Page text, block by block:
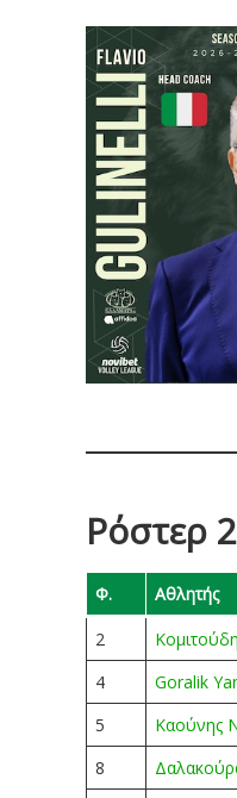
Ρόστερ
Φ. Αθλητής
2
4
Goralik
5
Καούνης
8